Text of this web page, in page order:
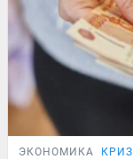
ЭКОНОМИКА